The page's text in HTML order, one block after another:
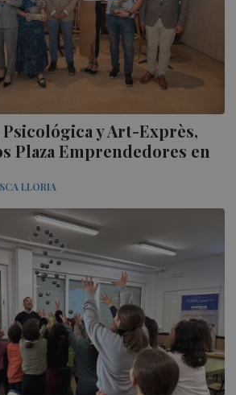
Psicológica y Art-Exprès,
Plaza Emprendedores en
LLORIA